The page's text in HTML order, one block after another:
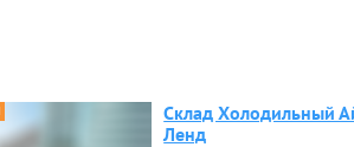
Склад Холодильный
Ленд